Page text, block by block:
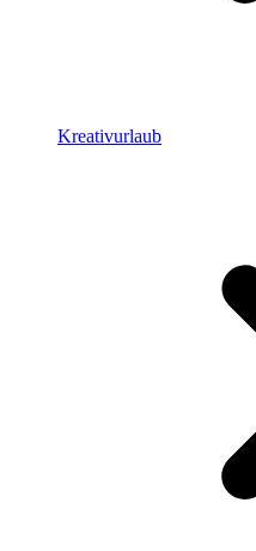
Kreativurlaub